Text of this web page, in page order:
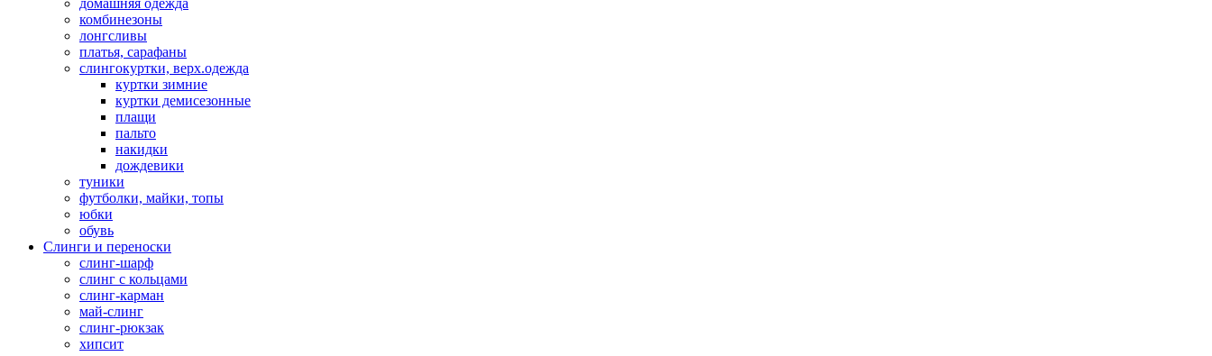
домашняя одежда
комбинезоны
лонгсливы
платья, сарафаны
слингокуртки, верх.одежда
куртки зимние
куртки демисезонные
плащи
пальто
накидки
дождевики
туники
футболки, майки, топы
юбки
обувь
Слинги и переноски
слинг-шарф
слинг с кольцами
слинг-карман
май-слинг
слинг-рюкзак
хипсит